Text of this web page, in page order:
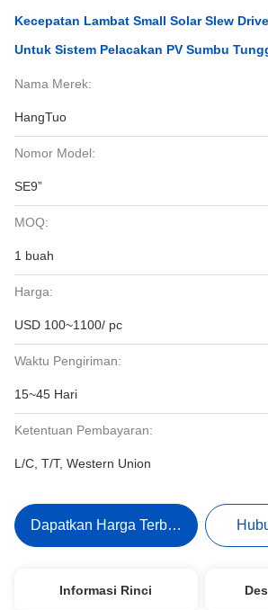
Kecepatan Lambat Small Solar Slew
Untuk Sistem Pelacakan PV Sumbu
Nama Merek:
HangTuo
Nomor Model:
SE9”
MOQ:
1 buah
Harga:
USD 100~1100/ pc
Waktu Pengiriman:
15~45 Hari
Ketentuan Pembayaran:
L/C, T/T, Western Union
Dapatkan Harga Terbaik
Informasi Rinci